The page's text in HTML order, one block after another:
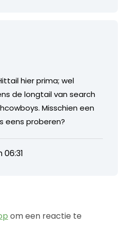
hier prima; wel
de longtail van search
Misschien een
eens proberen?
om een reactie te